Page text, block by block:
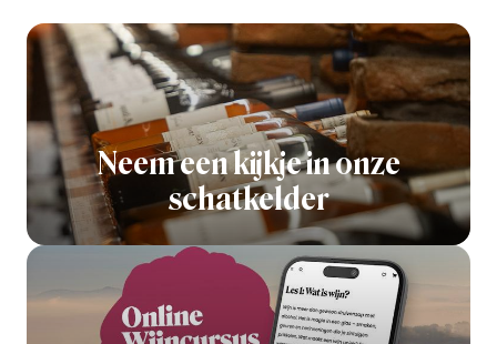
Neem een kijkje in onze
schatkelder